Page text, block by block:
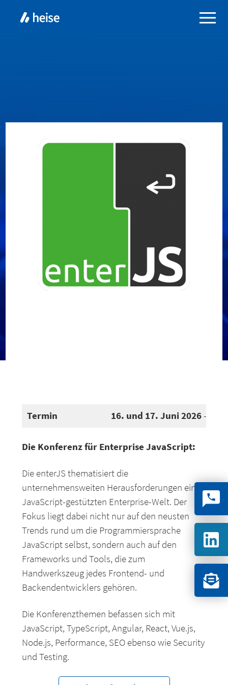
Termin 16. und 17. Juni 2026–
Die Konferenz für Enterprise JavaScript:
Die enterJS thematisiert die
unternehmensweiten Herausforderungen einer
JavaScript-gestützten Enterprise-Welt. Der
Fokus liegt dabei nicht nur auf den neusten
Trends rund um die Programmiersprache
JavaScript selbst, sondern auch auf den
Frameworks und Tools, die zum
Handwerkszeug jedes Frontend- und
Backendentwicklers gehören.
Die Konferenzthemen befassen sich mit
JavaScript, TypeScript, Angular, React, Vue.js,
Node.js, Performance, SEO ebenso wie Security
und Testing.